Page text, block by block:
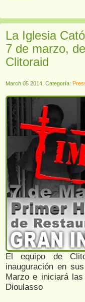
La Iglesia
7 de marzo,
Clitoraid
March 05 2014, Categoría:
El equipo de
inauguración en
Marzo e iniciará
Dioulasso